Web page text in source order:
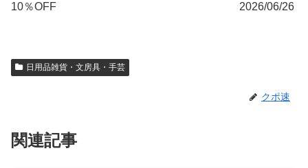
10％OFF 2026/06/26
日用品雑貨・文房具・手芸
クポ速
関連記事